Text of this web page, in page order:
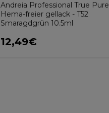
Andreia Professional True Pure
Hema-freier gellack - T52
Smaragdgrün 10.5ml
12,49€